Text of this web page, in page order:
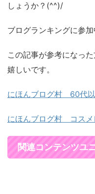
しょうか？(^^)/
ブログランキングに参加
この記事が参考になっ
嬉しいです。
にほんブログ村 60代以
にほんブログ村 コスメ
関連コンテンツユ